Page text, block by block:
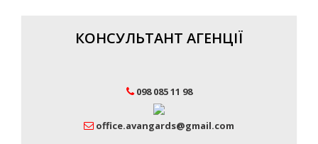
КОНСУЛЬТАНТ АГЕНЦІЇ
098 085 11 98
office.avangards@gmail.com